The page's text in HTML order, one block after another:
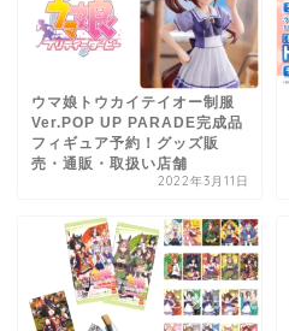
ウマ娘トウカイテイオー制服
Ver.POP UP PARADE完成品
フィギュア予約！グッズ販
売・通販・取扱い店舗
2022年3月11日